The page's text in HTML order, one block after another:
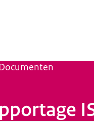
Documenten